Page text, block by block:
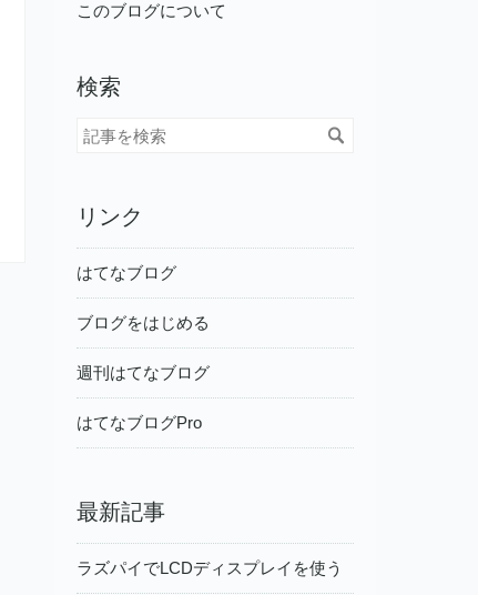
このブログについて
検索
リンク
はてなブログ
ブログをはじめる
週刊はてなブログ
はてなブログPro
最新記事
ラズパイでLCDディスプレイを使う